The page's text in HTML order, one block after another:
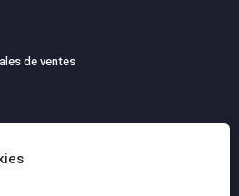
de ventes